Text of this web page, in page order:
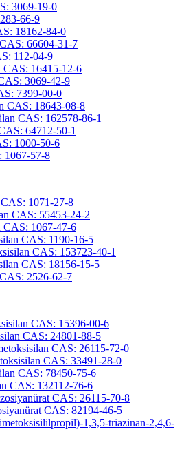
3069-19-0
66-9
18162-84-0
66604-31-7
112-04-9
CAS: 16415-12-6
3069-42-9
7399-00-0
CAS: 18643-08-8
CAS: 162578-86-1
64712-50-1
1000-50-6
1067-57-8
1071-27-8
CAS: 55453-24-2
CAS: 1067-47-6
CAS: 1190-16-5
CAS: 153723-40-1
CAS: 18156-15-5
2526-62-7
CAS: 15396-00-6
CAS: 24801-88-5
CAS: 26115-72-0
CAS: 33491-28-0
CAS: 78450-75-6
CAS: 132112-76-6
CAS: 26115-70-8
CAS: 82194-46-5
1,3,5-triazinan-2,4,6-